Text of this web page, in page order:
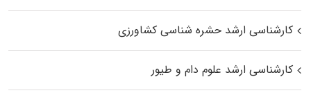
کارشناسی ارشد حشره‌ شناسی کشاورزی
کارشناسی ارشد علوم دام و طیور